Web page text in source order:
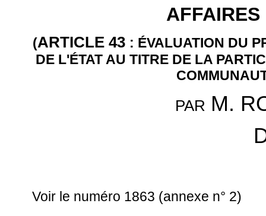
AFFAIRES
(ARTICLE 43 : ÉVALUATION DU
DE L'ÉTAT AU TITRE DE LA
PAR M. R
Voir le numéro 1863 (annexe n° 2)